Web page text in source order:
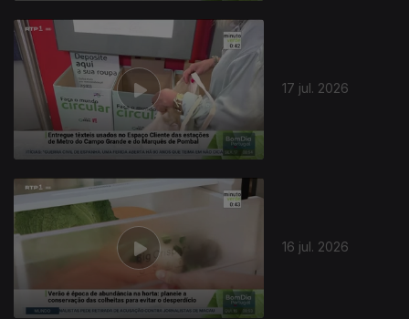
17 jul. 2026
16 jul. 2026